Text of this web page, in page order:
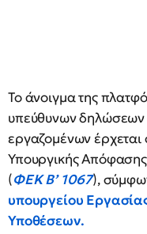
Το άνοιγμα της
υπεύθυνων δηλώσεων
εργαζομένων έρχεται
Υπουργικής
(ΦΕΚ Β’ 1067),
υπουργείου
Υποθέσεων.